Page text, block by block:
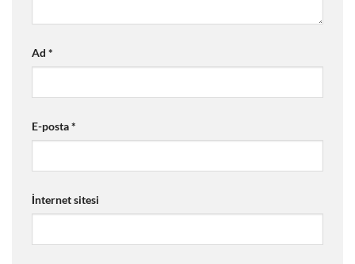
Ad *
E-posta*
İnternet sitesi